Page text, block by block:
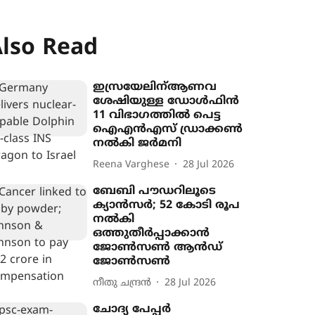
Read
ഇസ്രയേലിന്ആണവ
ശേഷിയുള്ള ഡോൾഫിൻ
11 വിഭാഗത്തിൽ പെട്ട
ഐഎൻഎസ് ഡ്രാക്കൺ
നൽകി ജർമനി
Reena Varghese 28 Jul 2026
ബേബി പൗഡറിലൂടെ
ക്യാൻസർ; 52 കോടി രൂപ
നൽകി
ഒത്തുതീർപ്പാക്കാൻ
ജോൺസൺ ആൻഡ്
ജോൺസൺ
നീതു ചന്ദ്രൻ 28 Jul 2026
ചോദ്യ പേപ്പർ